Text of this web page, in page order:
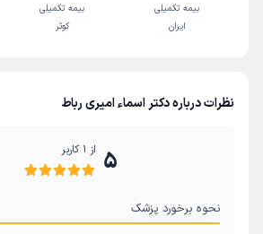
بیمه تکمیلی
ایران
بیمه تکمیلی
کوثر
نظرات درباره دکتر اسماء امیری رباط
5 از 1 کاربر
نحوه برخورد پزشک